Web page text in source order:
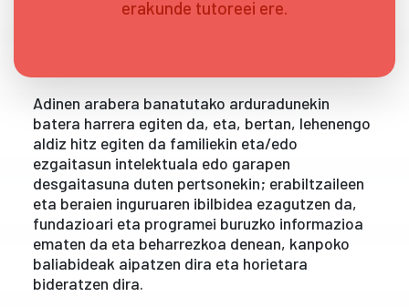
erakunde tutoreei ere.
Adinen arabera banatutako arduradunekin
batera harrera egiten da, eta, bertan, lehenengo
aldiz hitz egiten da familiekin eta/edo
ezgaitasun intelektuala edo garapen
desgaitasuna duten pertsonekin; erabiltzaileen
eta beraien inguruaren ibilbidea ezagutzen da,
fundazioari eta programei buruzko informazioa
ematen da eta beharrezkoa denean, kanpoko
baliabideak aipatzen dira eta horietara
bideratzen dira.